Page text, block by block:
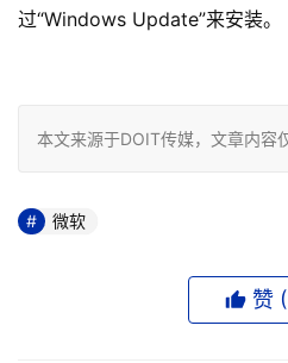
过“Windows Update”来安装。
本文来源于DOIT传媒，文章内容
微软
赞 (